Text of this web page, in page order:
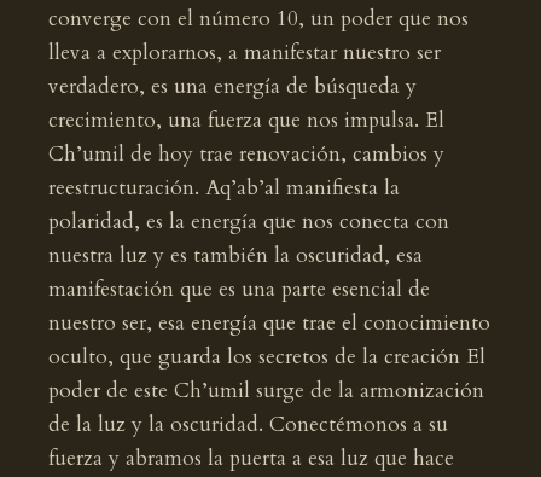
converge con el número 10, un poder que nos
lleva a explorarnos, a manifestar nuestro ser
verdadero, es una energía de búsqueda y
crecimiento, una fuerza que nos impulsa. El
Ch’umil de hoy trae renovación, cambios y
reestructuración. Aq’ab’al manifiesta la
polaridad, es la energía que nos conecta con
nuestra luz y es también la oscuridad, esa
manifestación que es una parte esencial de
nuestro ser, esa energía que trae el conocimiento
oculto, que guarda los secretos de la creación El
poder de este Ch’umil surge de la armonización
de la luz y la oscuridad. Conectémonos a su
fuerza y abramos la puerta a esa luz que hace